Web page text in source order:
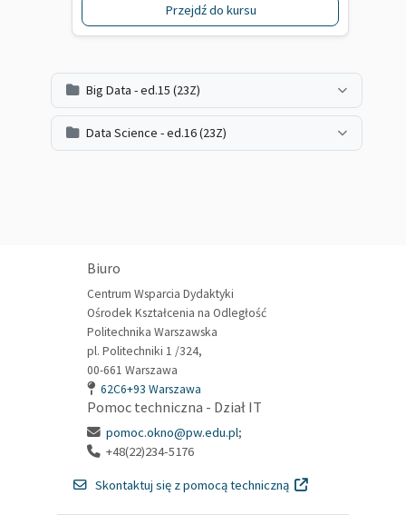
Przejdź do kursu
Big Data - ed.15 (23Z)
Data Science - ed.16 (23Z)
Biuro
Centrum Wsparcia Dydaktyki
Ośrodek Kształcenia na Odległość
Politechnika Warszawska
pl. Politechniki 1 /324,
00-661 Warszawa
62C6+93 Warszawa
Pomoc techniczna - Dział IT
pomoc.okno@pw.edu.pl;
+48(22)234-5176
Skontaktuj się z pomocą techniczną